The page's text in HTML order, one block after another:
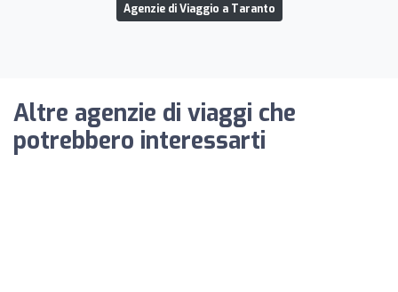
Agenzie di Viaggio a Taranto
Altre agenzie di viaggi che
potrebbero interessarti